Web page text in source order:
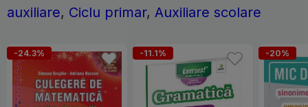
auxiliare, Ciclu primar, Auxiliare scolare
-24.3% -11.1% -20%